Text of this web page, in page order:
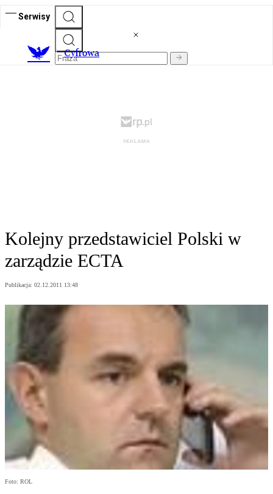
Serwisy
Cyfrowa
Kolejny przedstawiciel Polski w
zarządzie ECTA
Publikacja: 02.12.2011 13:48
Foto: ROL